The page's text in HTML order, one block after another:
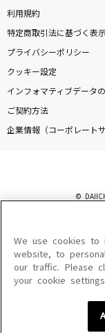
利用規約
特定商取引法に基づく表
プライバシーポリシー
クッキー設定
インフォマティブデータ
ご契約方法
企業情報（コーポレートサ
©
このサイトに掲載されてい
を問わず、著作権法の定め
を禁じます。
楽曲及びコンテンツは、機
楽曲及びコンテンツの配信
We use cookies to
website, to
our traffic. Please
your cookie